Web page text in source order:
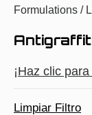
Formulations /
¡Haz clic
Limpiar Filtro